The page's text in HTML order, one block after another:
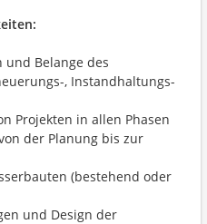
und Belange des
, Instandhaltungs-
Projekten in allen Phasen
der Planung bis zur
(bestehend oder
und Design der